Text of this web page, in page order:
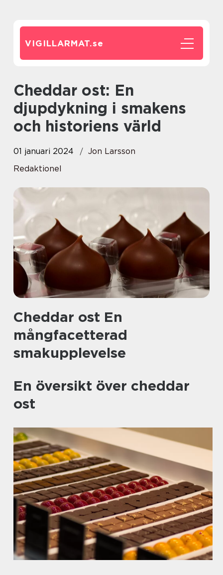
VIGILLARMAT.se
Cheddar ost: En
djupdykning i smakens
och historiens värld
01 januari 2024
Jon Larsson
Redaktionel
Cheddar ost En
mångfacetterad
smakupplevelse
En översikt över cheddar
ost